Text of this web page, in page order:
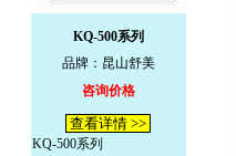
KQ-500系列
品牌：昆山舒美
咨询价格
查看详情 >>
KQ-500系列